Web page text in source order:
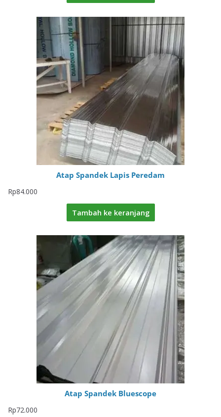
Atap Spandek Lapis Peredam
Rp84.000
Tambah ke keranjang
Atap Spandek Bluescope
Rp72.000